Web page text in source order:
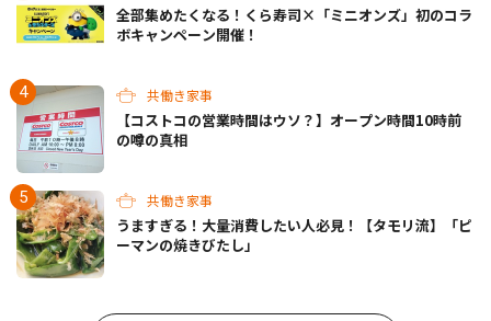
全部集めたくなる！くら寿司×「ミニオンズ」初のコラ
ボキャンペーン開催！
共働き家事
【コストコの営業時間はウソ？】オープン時間10時前
の噂の真相
共働き家事
うますぎる！大量消費したい人必見！【タモリ流】「ピ
ーマンの焼きびたし」